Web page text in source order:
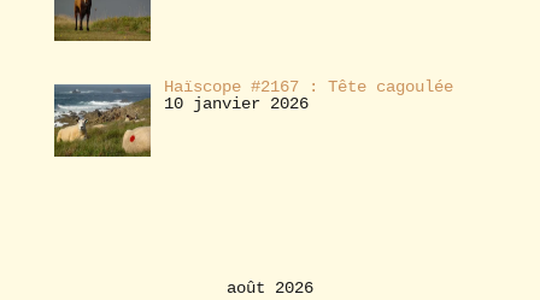
Haïscope #2167 : Tête cagoulée
10 janvier 2026
août 2026